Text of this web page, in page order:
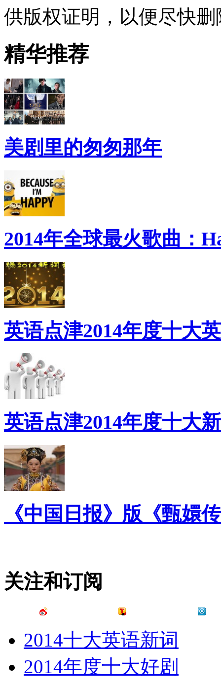
供版权证明，以便尽快删
精华推荐
美剧里的匆匆那年
2014年全球最火歌曲：
英语点津2014年度十大
英语点津2014年度十大
《中国日报》版《甄嬛
关注和订阅
2014十大英语新词
2014年度十大好剧